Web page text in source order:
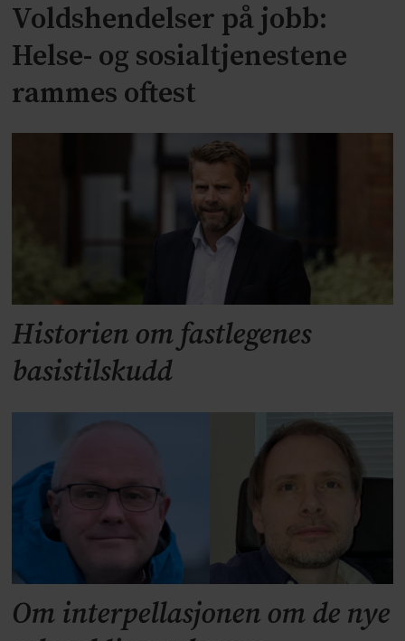
Voldshendelser på jobb:
Helse- og sosialtjenestene
rammes oftest
Historien om fastlegenes
basistilskudd
Om interpellasjonen om de nye